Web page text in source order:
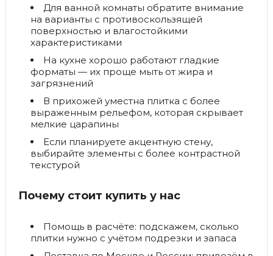
Для ванной комнаты обратите внимание
на варианты с противоскользящей
поверхностью и влагостойкими
характеристиками
На кухне хорошо работают гладкие
форматы — их проще мыть от жира и
загрязнений
В прихожей уместна плитка с более
выраженным рельефом, которая скрывает
мелкие царапины
Если планируете акцентную стену,
выбирайте элементы с более контрастной
текстурой
Почему стоит купить у нас
Помощь в расчёте: подскажем, сколько
плитки нужно с учётом подрезки и запаса